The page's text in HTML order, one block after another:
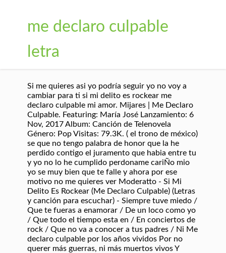
me declaro culpable
letra
Si me quieres asi yo podría seguir yo no voy a
cambiar para ti si mi delito es rockear me
declaro culpable mi amor. Mijares | Me Declaro
Culpable. Featuring: María José Lanzamiento: 6
Nov, 2017 Album: Canción de Telenovela
Género: Pop Visitas: 79.3K. ( el trono de méxico)
se que no tengo palabra de honor que la he
perdido contigo el juramento que habia entre tu
y yo no lo he cumplido perdoname cariÑo mio
yo se muy bien que te falle y ahora por ese
motivo no me quieres ver Moderatto - Si Mi
Delito Es Rockear (Me Declaro Culpable) (Letras
y canción para escuchar) - Siempre tuve miedo /
Que te fueras a enamorar / De un loco como yo
/ Que todo el tiempo esta en / En conciertos de
rock / Que no va a conocer a tus padres / Ni Me
declaro culpable por los años vividos Por no
querer más guerras, ni más muertos vivos Y